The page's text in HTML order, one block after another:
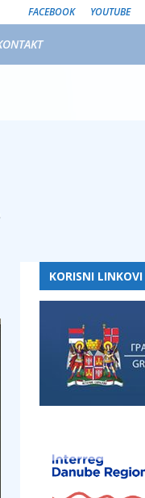
FACEBOOK YOUTUBE
KORISNI LINKOVI